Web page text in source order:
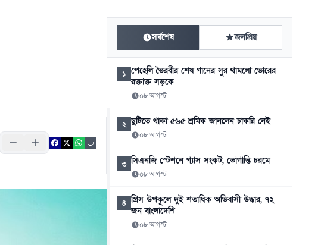
সর্বশেষ জনপ্রিয়
১ পেহেলি ভৈরবীর শেষ গানের সুর থামলো ভোরের
রক্তাক্ত সড়কে
০৮ আগস্ট
২ ছুটিতে থাকা ৫৬৫ শ্রমিক জানলেন চাকরি নেই
০৮ আগস্ট
৩ সিএনজি স্টেশনে গ্যাস সংকট, ভোগান্তি চরমে
০৮ আগস্ট
৪ গ্রিস উপকূলে দুই শতাধিক অভিবাসী উদ্ধার, ৭২
জন বাংলাদেশি
০৮ আগস্ট